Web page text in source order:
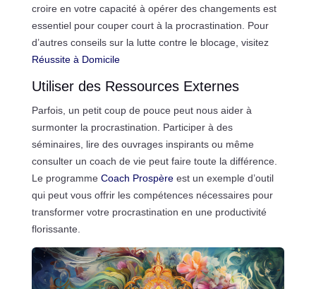
croire en votre capacité à opérer des changements est
essentiel pour couper court à la procrastination. Pour
d’autres conseils sur la lutte contre le blocage, visitez
Réussite à Domicile
Utiliser des Ressources Externes
Parfois, un petit coup de pouce peut nous aider à
surmonter la procrastination. Participer à des
séminaires, lire des ouvrages inspirants ou même
consulter un coach de vie peut faire toute la différence.
Le programme Coach Prospèreest un exemple d’outil
qui peut vous offrir les compétences nécessaires pour
transformer votre procrastination en une productivité
florissante.